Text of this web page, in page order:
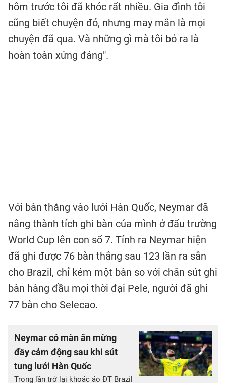
hôm trước tôi đã khóc rất nhiều. Gia đình tôi
cũng biết chuyện đó, nhưng may mắn là mọi
chuyện đã qua. Và những gì mà tôi bỏ ra là
hoàn toàn xứng đáng".
Với bàn thắng vào lưới Hàn Quốc, Neymar đã
nâng thành tích ghi bàn của mình ở đấu trường
World Cup lên con số 7. Tính ra Neymar hiện
đã ghi được 76 bàn thắng sau 123 lần ra sân
cho Brazil, chỉ kém một bàn so với chân sút ghi
bàn hàng đầu mọi thời đại Pele, người đã ghi
77 bàn cho Selecao.
Neymar có màn ăn mừng
đầy cảm động sau khi sút
tung lưới Hàn Quốc
Trong lần trở lại khoác áo ĐT Brazil